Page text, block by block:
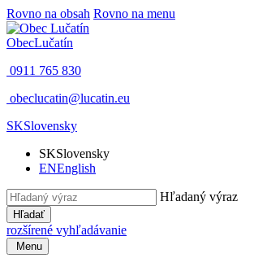
Rovno na obsah Rovno na menu
ObecLučatín
0911 765 830
obeclucatin@lucatin.eu
SKSlovensky
SKSlovensky
ENEnglish
Hľadaný výraz
Hľadať
rozšírené vyhľadávanie
Menu